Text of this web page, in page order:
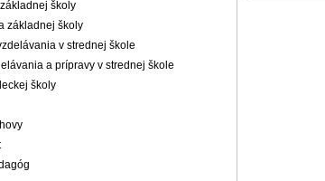
školy
základnej školy
v strednej škole
a prípravy v strednej škole
školy